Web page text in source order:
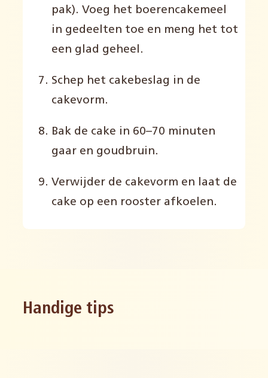
pak). Voeg het boerencakemeel
in gedeelten toe en meng het tot
een glad geheel.
Schep het cakebeslag in de
cakevorm.
Bak de cake in 60–70 minuten
gaar en goudbruin.
Verwijder de cakevorm en laat de
cake op een rooster afkoelen.
Handige tips